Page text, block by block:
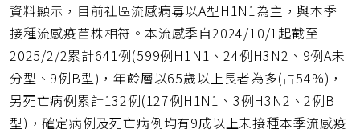
資料顯示，目前社區流感病毒以A型H1N1為主，與本季
接種流感疫苗株相符。本流感季自2024/10/1起截至
2025/2/2累計641例(599例H1N1、24例H3N2、9例A未
分型、9例B型)，年齡層以65歲以上長者為多(占54%)，
另死亡病例累計132例(127例H1N1、3例H3N2、2例B
型)，確定病例及死亡病例均有9成以上未接種本季流感疫